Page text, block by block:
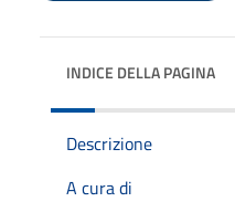
INDICE DELLA PAGINA
Descrizione
A cura di